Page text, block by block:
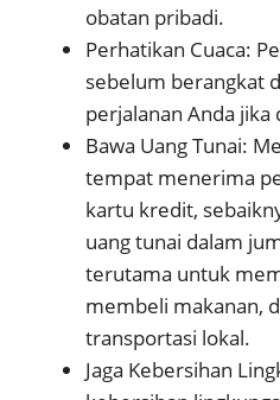
obatan pribadi.
Perhatikan Cuaca:
sebelum berangkat
perjalanan Anda jika
Bawa Uang Tunai:
tempat menerima
kartu kredit,
uang tunai dalam
terutama untuk
membeli makanan,
transportasi lokal.
Jaga Kebersihan